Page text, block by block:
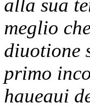
alla sua
meglio
diuotione
primo
haueaui